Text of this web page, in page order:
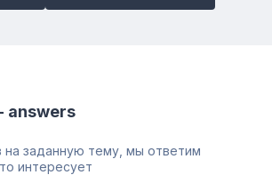
answers
на заданную тему, мы ответим
интересует